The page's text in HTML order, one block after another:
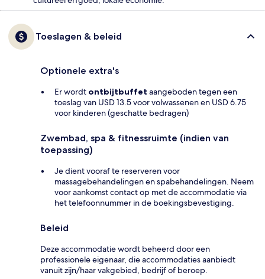
Toeslagen & beleid
Optionele extra's
Er wordt ontbijtbuffet aangeboden tegen een
toeslag van USD 13.5 voor volwassenen en USD 6.75
voor kinderen (geschatte bedragen)
Zwembad, spa & fitnessruimte (indien van
toepassing)
Je dient vooraf te reserveren voor
massagebehandelingen en spabehandelingen. Neem
voor aankomst contact op met de accommodatie via
het telefoonnummer in de boekingsbevestiging.
Beleid
Deze accommodatie wordt beheerd door een
professionele eigenaar, die accommodaties aanbiedt
vanuit zijn/haar vakgebied, bedrijf of beroep.